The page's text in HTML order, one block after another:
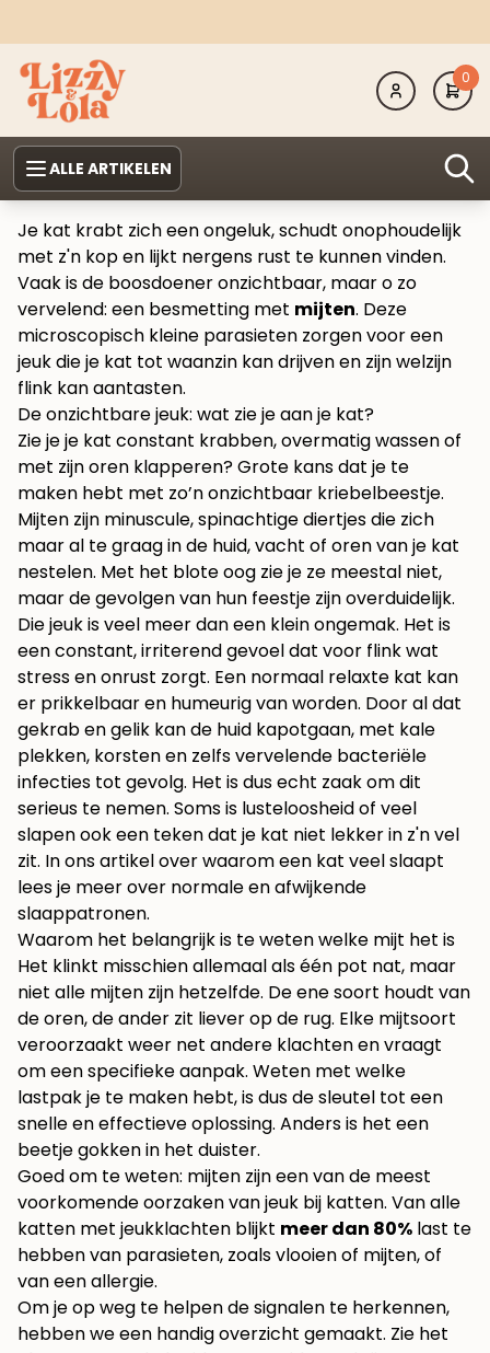
0
ALLE ARTIKELEN
Je kat krabt zich een ongeluk, schudt onophoudelijk
met z'n kop en lijkt nergens rust te kunnen vinden.
Vaak is de boosdoener onzichtbaar, maar o zo
vervelend: een besmetting met mijten. Deze
microscopisch kleine parasieten zorgen voor een
jeuk die je kat tot waanzin kan drijven en zijn welzijn
flink kan aantasten.
De onzichtbare jeuk: wat zie je aan je kat?
Zie je je kat constant krabben, overmatig wassen of
met zijn oren klapperen? Grote kans dat je te
maken hebt met zo’n onzichtbaar kriebelbeestje.
Mijten zijn minuscule, spinachtige diertjes die zich
maar al te graag in de huid, vacht of oren van je kat
nestelen. Met het blote oog zie je ze meestal niet,
maar de gevolgen van hun feestje zijn overduidelijk.
Die jeuk is veel meer dan een klein ongemak. Het is
een constant, irriterend gevoel dat voor flink wat
stress en onrust zorgt. Een normaal relaxte kat kan
er prikkelbaar en humeurig van worden. Door al dat
gekrab en gelik kan de huid kapotgaan, met kale
plekken, korsten en zelfs vervelende bacteriële
infecties tot gevolg. Het is dus echt zaak om dit
serieus te nemen. Soms is lusteloosheid of veel
slapen ook een teken dat je kat niet lekker in z'n vel
zit. In ons artikel over waarom een kat veel slaapt
lees je meer over normale en afwijkende
slaappatronen.
Waarom het belangrijk is te weten welke mijt het is
Het klinkt misschien allemaal als één pot nat, maar
niet alle mijten zijn hetzelfde. De ene soort houdt van
de oren, de ander zit liever op de rug. Elke mijtsoort
veroorzaakt weer net andere klachten en vraagt
om een specifieke aanpak. Weten met welke
lastpak je te maken hebt, is dus de sleutel tot een
snelle en effectieve oplossing. Anders is het een
beetje gokken in het duister.
Goed om te weten: mijten zijn een van de meest
voorkomende oorzaken van jeuk bij katten. Van alle
katten met jeukklachten blijkt meer dan 80% last te
hebben van parasieten, zoals vlooien of mijten, of
van een allergie.
Om je op weg te helpen de signalen te herkennen,
hebben we een handig overzicht gemaakt. Zie het